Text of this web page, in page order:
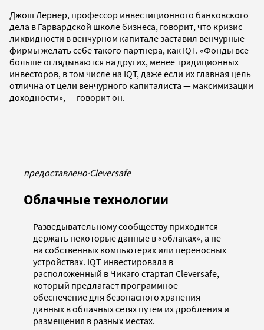
Джош Лернер, профессор инвестиционного банковского
дела в Гарвардской школе бизнеса, говорит, что кризис
ликвидности в венчурном капитале заставил венчурные
фирмы желать себе такого партнера, как IQT. «Фонды все
больше оглядываются на других, менее традиционных
инвесторов, в том числе на IQT, даже если их главная цель
отлична от цели венчурного капиталиста — максимизации
доходности», — говорит он.
предоставлено·Cleversafe
Облачные технологии
Разведывательному сообществу приходится
держать некоторые данные в «облаках», а не
на собственных компьютерах или переносных
устройствах. IQT инвестировала в
расположенный в Чикаго стартап Cleversafe,
который предлагает программное
обеспечение для безопасного хранения
данных в облачных сетях путем их дробления и
размещения в разных местах.